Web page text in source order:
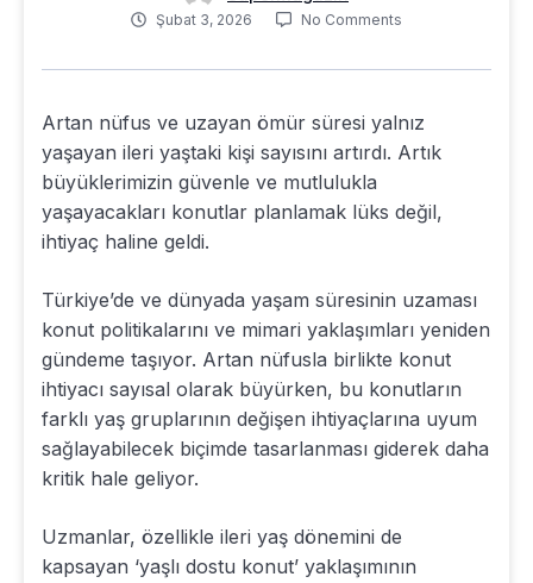
Şubat 3, 2026 No Comments
Artan nüfus ve uzayan ömür süresi yalnız
yaşayan ileri yaştaki kişi sayısını artırdı. Artık
büyüklerimizin güvenle ve mutlulukla
yaşayacakları konutlar planlamak lüks değil,
ihtiyaç haline geldi.
Türkiye’de ve dünyada yaşam süresinin uzaması
konut politikalarını ve mimari yaklaşımları yeniden
gündeme taşıyor. Artan nüfusla birlikte konut
ihtiyacı sayısal olarak büyürken, bu konutların
farklı yaş gruplarının değişen ihtiyaçlarına uyum
sağlayabilecek biçimde tasarlanması giderek daha
kritik hale geliyor.
Uzmanlar, özellikle ileri yaş dönemini de
kapsayan ‘yaşlı dostu konut’ yaklaşımının